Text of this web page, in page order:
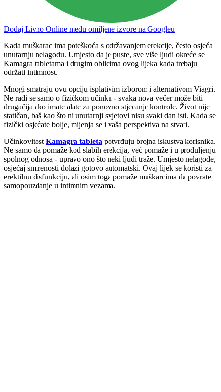
Dodaj Livno Online među omiljene izvore na Googleu
Kada muškarac ima poteškoća s održavanjem erekcije, često osjeća
unutarnju nelagodu. Umjesto da je puste, sve više ljudi okreće se
Kamagra tabletama i drugim oblicima ovog lijeka kada trebaju
održati intimnost.
Mnogi smatraju ovu opciju isplativim izborom i alternativom Viagri.
Ne radi se samo o fizičkom učinku - svaka nova večer može biti
drugačija ako imate alate za ponovno stjecanje kontrole. Život nije
statičan, baš kao što ni unutarnji svjetovi nisu svaki dan isti. Kada se
fizički osjećate bolje, mijenja se i vaša perspektiva na stvari.
Učinkovitost Kamagra tableta potvrđuju brojna iskustva korisnika.
Ne samo da pomaže kod slabih erekcija, već pomaže i u produljenju
spolnog odnosa - upravo ono što neki ljudi traže. Umjesto nelagode,
osjećaj smirenosti dolazi gotovo automatski. Ovaj lijek se koristi za
erektilnu disfunkciju, ali osim toga pomaže muškarcima da povrate
samopouzdanje u intimnim vezama.